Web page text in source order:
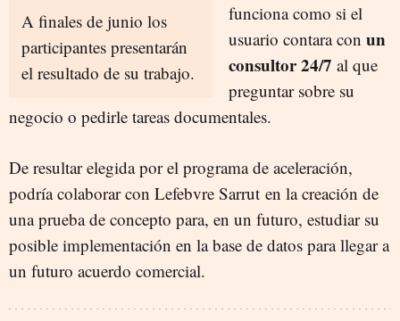
A finales de junio los
participantes presentarán
el resultado de su trabajo.
funciona como si el
usuario contara con un
consultor 24/7 al que
preguntar sobre su
negocio o pedirle tareas documentales.
De resultar elegida por el programa de aceleración,
podría colaborar con Lefebvre Sarrut en la creación de
una prueba de concepto para, en un futuro, estudiar su
posible implementación en la base de datos para llegar a
un futuro acuerdo comercial.